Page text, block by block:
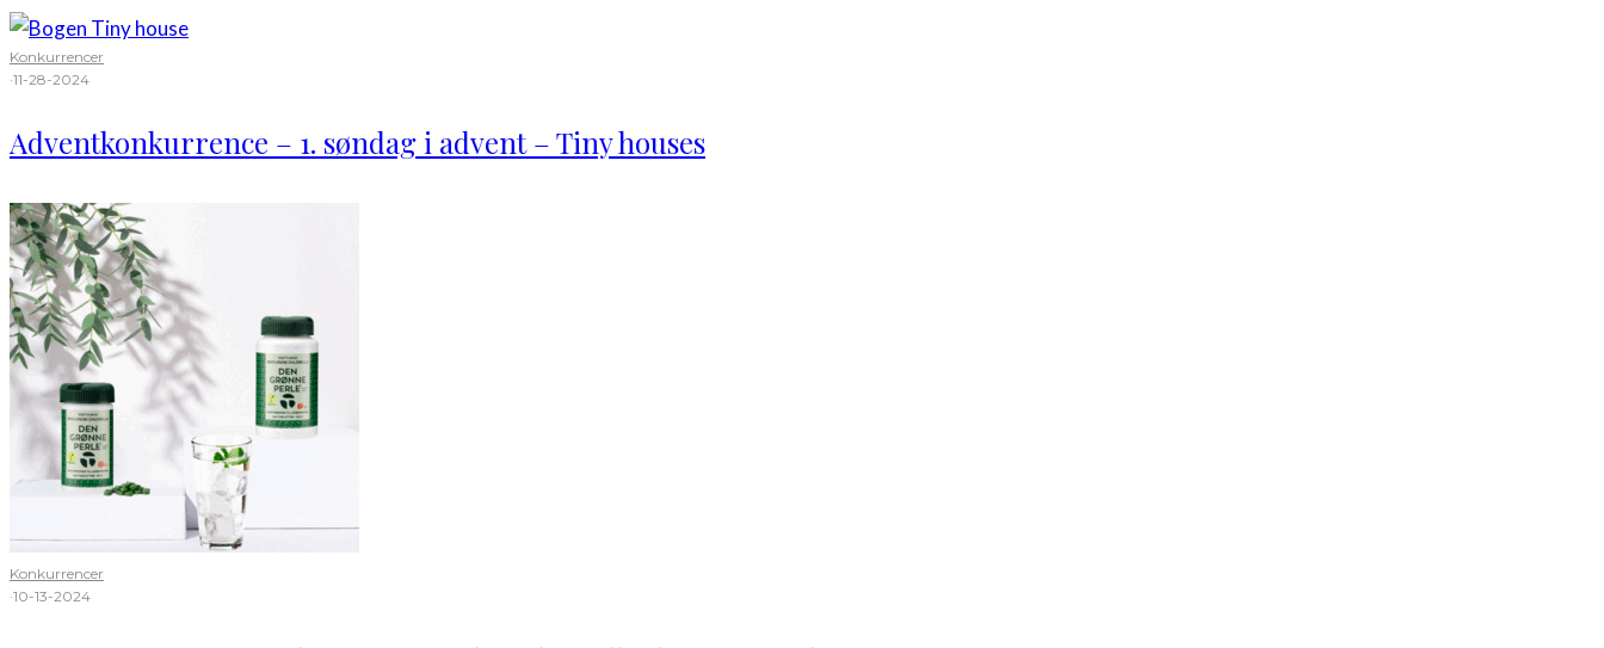
Konkurrencer
·11-28-2024
Adventkonkurrence – 1. søndag i advent – Tiny houses
Konkurrencer
·10-13-2024